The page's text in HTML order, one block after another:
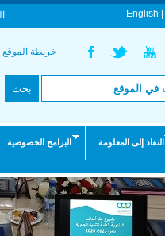
English |
خريطة الموقع
البرامج الخصوصية النفاذ إلى المعلومة